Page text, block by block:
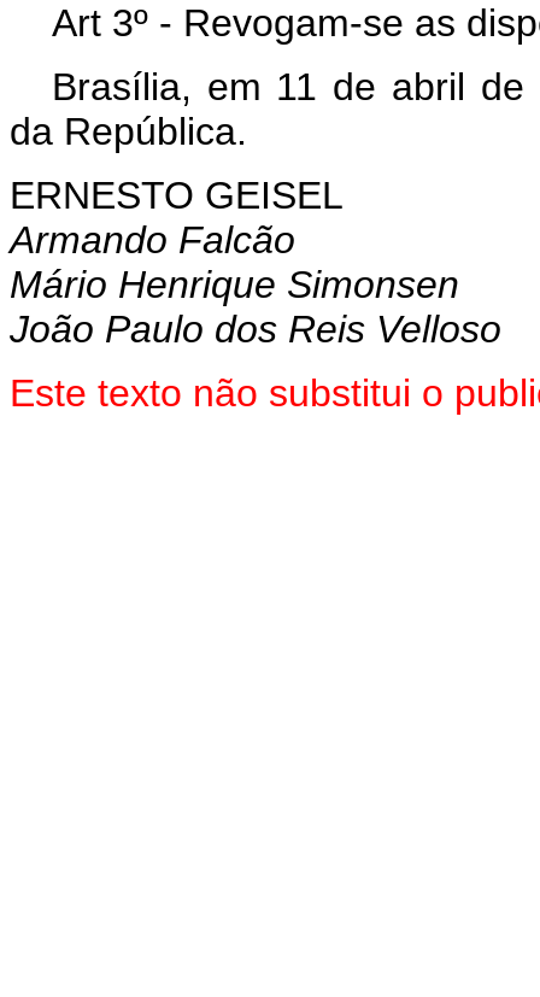
Art 3º - Revogam-se as
Brasília, em 11 de abril de
da República.
ERNESTO GEISEL
Armando Falcão
Mário Henrique Simonsen
João Paulo dos Reis Velloso
Este texto não substitui o